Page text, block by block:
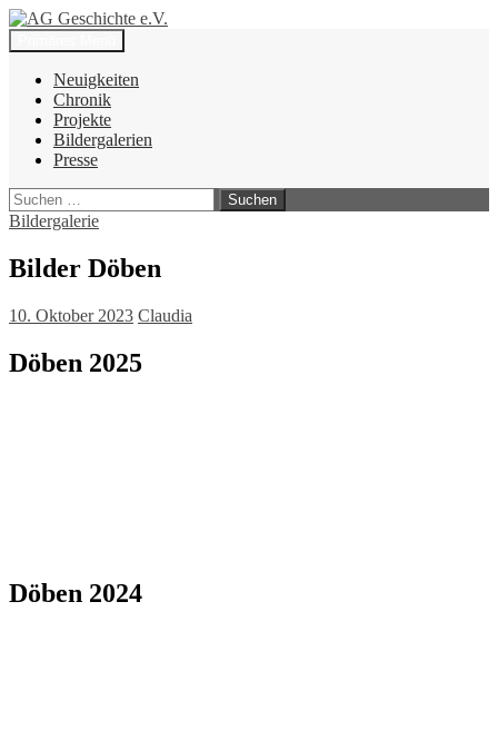
Zum
Inhalt
springen
AG Geschichte e.V.
Suchen
Neuigkeiten
Chronik
Projekte
Bildergalerien
Presse
Suchen
nach:
Bildergalerie
Bilder Döben
10. Oktober 2023 Claudia
Döben 2025
Döben 2024